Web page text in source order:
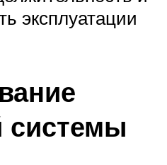
эксплуатации
системы